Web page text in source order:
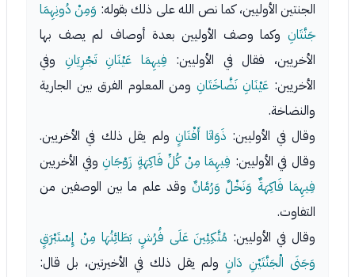
الجنتين الأوليين، كما نص الله على ذلك بقوله: وَمِنْ دُونِهِمَا
جَنَّتَانِ وكما وصف الأوليين بعدة أوصاف لم يصف بها
الأخريين، فقال في الأوليين: فِيهِمَا عَيْنَانِ تَجْرِيَانِ وفي
الأخريين: عَيْنَانِ نَضَّاخَتَانِ ومن المعلوم الفرق بين الجارية
والنضاخة.
وقال في الأوليين: ذَوَاتَا أَفْنَانٍولم يقل ذلك في الأخريين.
وقال في الأوليين: فِيهِمَا مِنْ كُلِّ فَاكِهَةٍ زَوْجَانِوفي الأخريين
فِيهِمَا فَاكِهَةٌ وَنَخْلٌ وَرُمَّانٌ وقد علم ما بين الوصفين من
التفاوت.
وقال في الأوليين: مُتَّكِئِينَ عَلَى فُرُشٍ بَطَائِنُهَا مِنْ إِسْتَبْرَقٍ
وَجَنَى الْجَنَّتَيْنِ دَانٍ ولم يقل ذلك في الأخيرتين، بل قال: